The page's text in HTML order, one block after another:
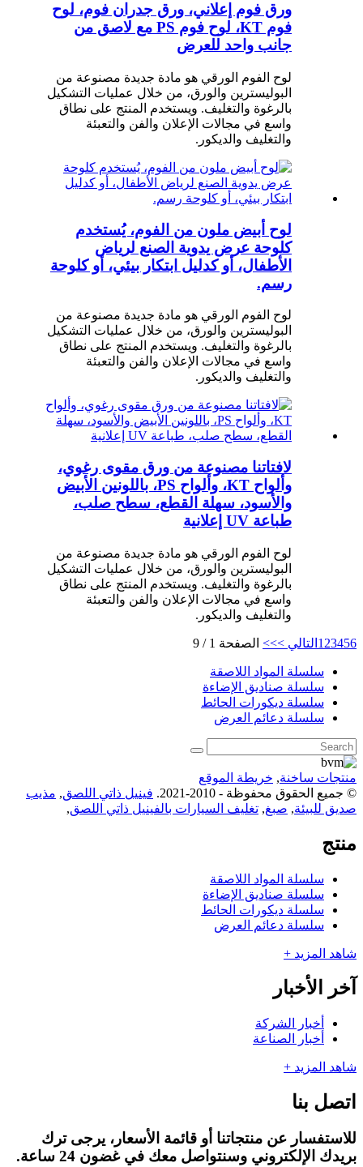
ورق فوم إعلاني، ورق جدران فوم، لوح
فوم KT، لوح فوم PS مع لاصق من
جانب واحد للعرض
لوح الفوم الورقي هو مادة جديدة مصنوعة من
البوليسترين والورق، من خلال عمليات التشكيل
بالرغوة والتغليف. ويستخدم المنتج على نطاق
واسع في مجالات الإعلان والفن والتعبئة
والتغليف والديكور.
لوح أبيض ملون من الفوم، يُستخدم
كلوحة عرض يدوية الصنع لرياض
الأطفال، أو كدليل ابتكار بيئي، أو كلوحة
رسم.
لوح الفوم الورقي هو مادة جديدة مصنوعة من
البوليسترين والورق، من خلال عمليات التشكيل
بالرغوة والتغليف. ويستخدم المنتج على نطاق
واسع في مجالات الإعلان والفن والتعبئة
والتغليف والديكور.
لافتاتنا مصنوعة من ورق مقوى رغوي،
وألواح KT، وألواح PS، باللونين الأبيض
والأسود، سهلة القطع، سطح صلب،
طباعة UV إعلانية
لوح الفوم الورقي هو مادة جديدة مصنوعة من
البوليسترين والورق، من خلال عمليات التشكيل
بالرغوة والتغليف. ويستخدم المنتج على نطاق
واسع في مجالات الإعلان والفن والتعبئة
والتغليف والديكور.
1 23456 التالي >>> الصفحة 1 / 9
سلسلة المواد اللاصقة
سلسلة صناديق الإضاءة
سلسلة ديكورات الحائط
سلسلة دعائم العرض
منتجات ساخنة, خريطة الموقع
© جميع الحقوق محفوظة - 2010-2021.
فينيل ذاتي اللصق, مذيب
صديق للبيئة, صبغ, تغليف السيارات بالفينيل ذاتي اللصق,
منتج
سلسلة المواد اللاصقة
سلسلة صناديق الإضاءة
سلسلة ديكورات الحائط
سلسلة دعائم العرض
شاهد المزيد +
آخر الأخبار
أخبار الشركة
أخبار الصناعة
شاهد المزيد +
اتصل بنا
للاستفسار عن منتجاتنا أو قائمة الأسعار، يرجى ترك
بريدك الإلكتروني وسنتواصل معك في غضون 24 ساعة.